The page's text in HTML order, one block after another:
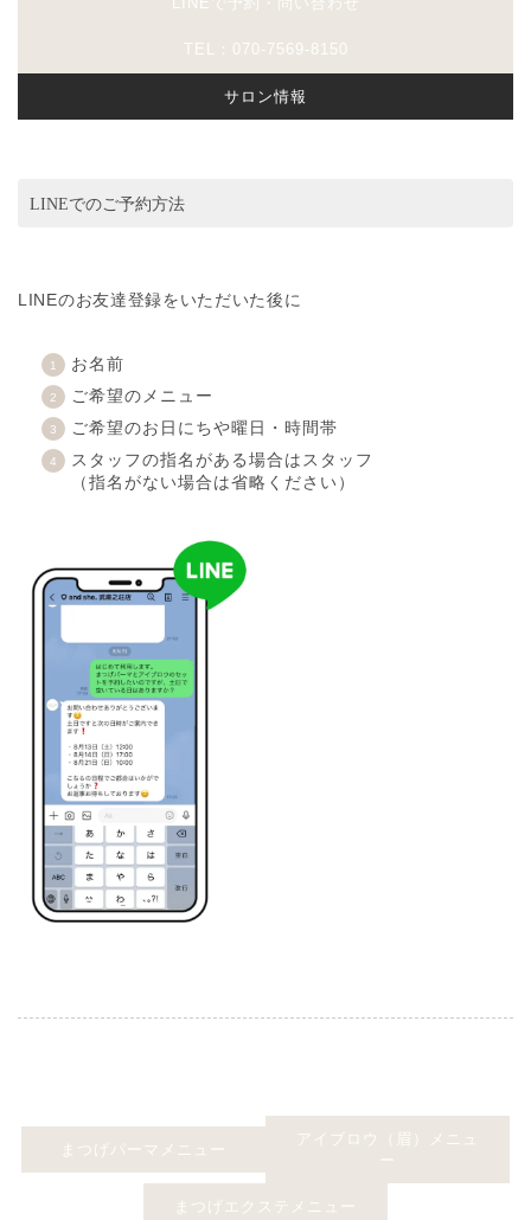
TEL：070-7569-8150
サロン情報
LINEでのご予約方法
LINEのお友達登録をいただいた後に
お名前
ご希望のメニュー
ご希望のお日にちや曜日・時間帯
スタッフの指名がある場合はスタッフ
（指名がない場合は省略ください）
まつげパーマメニュー
アイブロウ（眉）メニュ
まつげエクステメニュー